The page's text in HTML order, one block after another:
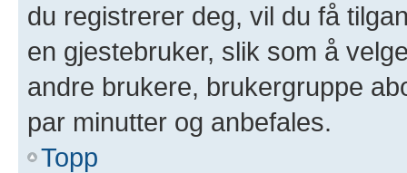
du registrerer deg, vil du få
en gjestebruker, slik som å
andre brukere, brukergruppe
par minutter og anbefales.
Topp